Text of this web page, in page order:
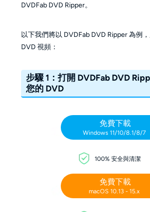
DVDFab DVD Ripper。
以下我們將以 DVDFab DVD Ripper 為例
DVD 視頻：
步驟 1：打開 DVDFab DVD
您的 DVD
免費下載
Windows 11/10/8.1/8/7
100% 安全與清潔
免費下載
macOS 10.13 - 15.x